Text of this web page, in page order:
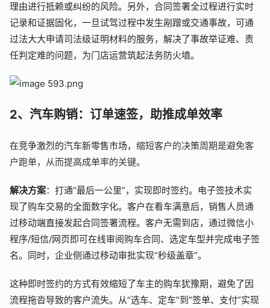
理由进行抵赖或纠纷的风险。另外，合同签署全过程进行实时
记录和证据固化，一旦试驾过程中发生剐蹭或交通事故，可通
过法大大申请司法级证明材料的服务，解决了事故举证难、责
任判定难的问题，为门店运营筑起法务防火墙。
2、汽车购销：订单速签，助推成单效率
在竞争激烈的汽车新零售市场， 缩短客户的决策周期是避免客
户跑单，从而提高成单率的关键。
解决方案：打通“最后一公里”，实现即时签约。电子签技术实
现了购车交易的全面数字化。客户在看车满意后，销售人员通
过移动端直接发起合同签署流程。客户无需到店，通过微信小
程序/短信/网页即可在线审阅购车合同、选定车型并完成电子签
名。同时，企业侧通过移动审批实现“秒级盖章”。
这种即时签约的方式有效缩短了车主的购车犹豫期，避免了因
流程拖沓导致的客户流失。从“选车、定车”到“签单、支付”实现